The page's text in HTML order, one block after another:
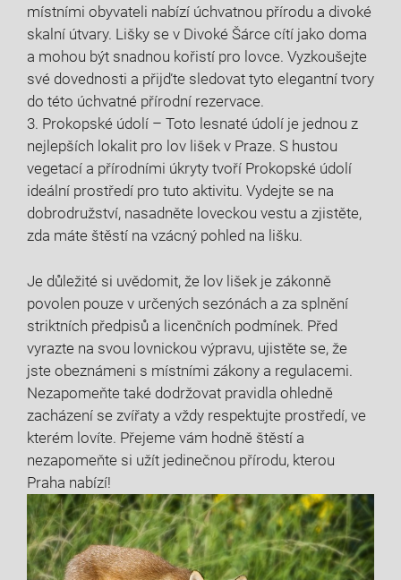
místními obyvateli nabízí úchvatnou přírodu a divoké
skalní útvary. Lišky se v Divoké Šárce cítí jako doma
a mohou být snadnou kořistí pro lovce. Vyzkoušejte
své dovednosti a přijďte sledovat tyto elegantní tvory
do této úchvatné přírodní rezervace.
3. Prokopské údolí – Toto lesnaté údolí je jednou z
nejlepších lokalit pro lov lišek v Praze. S hustou
vegetací a přírodními úkryty tvoří Prokopské údolí
ideální prostředí pro tuto aktivitu. Vydejte se na
dobrodružství, nasadněte loveckou vestu a zjistěte,
zda máte štěstí na vzácný pohled na lišku.
Je důležité si uvědomit, že lov lišek je zákonně
povolen pouze v určených sezónách a za splnění
striktních předpisů a licenčních podmínek. Před
vyrazte na svou lovnickou výpravu, ujistěte se, že
jste obeznámeni s místními zákony a regulacemi.
Nezapomeňte také dodržovat pravidla ohledně
zacházení se zvířaty a vždy respektujte prostředí, ve
kterém lovíte. Přejeme vám hodně štěstí a
nezapomeňte si užít jedinečnou přírodu, kterou
Praha nabízí!